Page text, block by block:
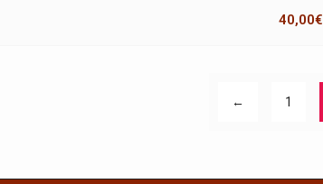
40,00€
← 1